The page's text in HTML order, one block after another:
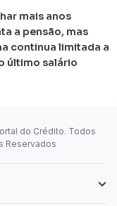
mais anos
a pensão, mas
continua limitada a
último salário
do Crédito. Todos
Reservados